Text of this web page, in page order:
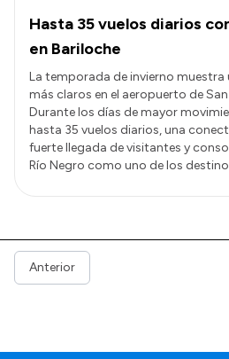
Hasta 35 vuelos diarios
en Bariloche
La temporada de invierno muestra
más claros en el aeropuerto de
Durante los días de mayor
hasta 35 vuelos diarios, una
fuerte llegada de visitantes y
Río Negro como uno de los
Anterior